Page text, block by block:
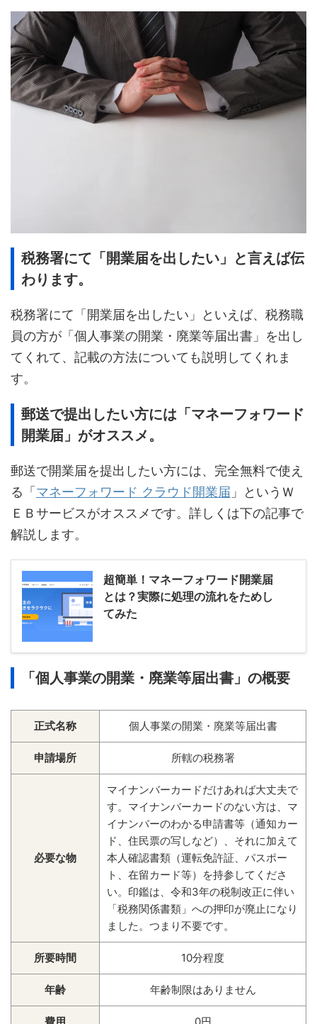
税務署にて「開業届を出したい」と言えば伝
わります。
税務署にて「開業届を出したい」といえば、税務職
員の方が「個人事業の開業・廃業等届出書」を出し
てくれて、記載の方法についても説明してくれま
す。
郵送で提出したい方には「マネーフォワード
開業届」がオススメ。
郵送で開業届を提出したい方には、完全無料で使え
る「 マネーフォワード クラウド開業届 」というＷ
ＥＢサービスがオススメです。詳しくは下の記事で
解説します。
超簡単！マネーフォワード開業届
とは？実際に処理の流れをためし
てみた
「個人事業の開業・廃業等届出書」の概要
正式名称 個人事業の開業・廃業等届出書
申請場所 所轄の税務署
必要な物
マイナンバーカードだけあれば大丈夫で
す。マイナンバーカードのない方は、マ
イナンバーのわかる申請書等（通知カー
ド、住民票の写しなど）、それに加えて
本人確認書類（運転免許証、パスポー
ト、在留カード等）を持参してくださ
い。印鑑は、令和3年の税制改正に伴い
「税務関係書類」への押印が廃止になり
ました。つまり不要です。
所要時間 10分程度
年齢 年齢制限はありません